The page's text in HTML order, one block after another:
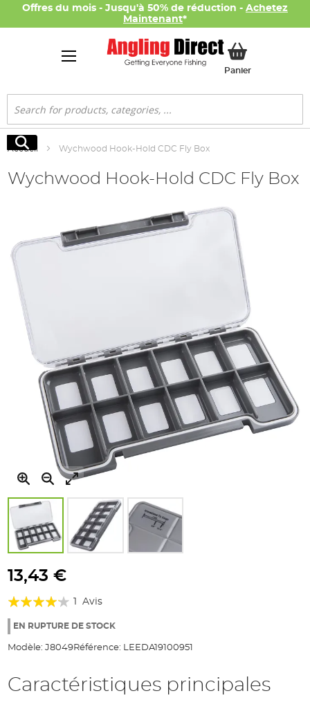
Offres du mois - Jusqu'à 50% de réduction - Achetez
Maintenant*
PanierMon panier
Rechercher
Rechercher
Accueil Wychwood Hook-Hold CDC Fly Box
Wychwood Hook-Hold CDC Fly Box
end
of
the
images
gallery
to
beginning
the
gallery
13,43 €
Évaluation:
80%
1Avis
EN RUPTURE DE STOCK
Modèle: J8049Référence: LEEDA19100951
Caractéristiques principales